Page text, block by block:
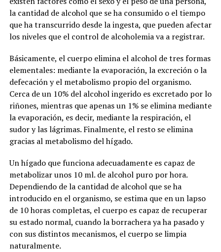
la cantidad de alcohol que se ha consumido o el tiempo
que ha transcurrido desde la ingesta, que pueden afectar
los niveles que el control de alcoholemia va a registrar.
Básicamente, el cuerpo elimina el alcohol de tres formas
elementales: mediante la evaporación, la excreción o la
defecación y el metabolismo propio del organismo.
Cerca de un 10% del alcohol ingerido es excretado por lo
riñones, mientras que apenas un 1% se elimina mediante
la evaporación, es decir, mediante la respiración, el
sudor y las lágrimas. Finalmente, el resto se elimina
gracias al metabolismo del hígado.
Un hígado que funciona adecuadamente es capaz de
metabolizar unos 10 ml. de alcohol puro por hora.
Dependiendo de la cantidad de alcohol que se ha
introducido en el organismo, se estima que en un lapso
de 10 horas completas, el cuerpo es capaz de recuperar
su estado normal, cuando la borrachera ya ha pasado y
con sus distintos mecanismos, el cuerpo se limpia
naturalmente.